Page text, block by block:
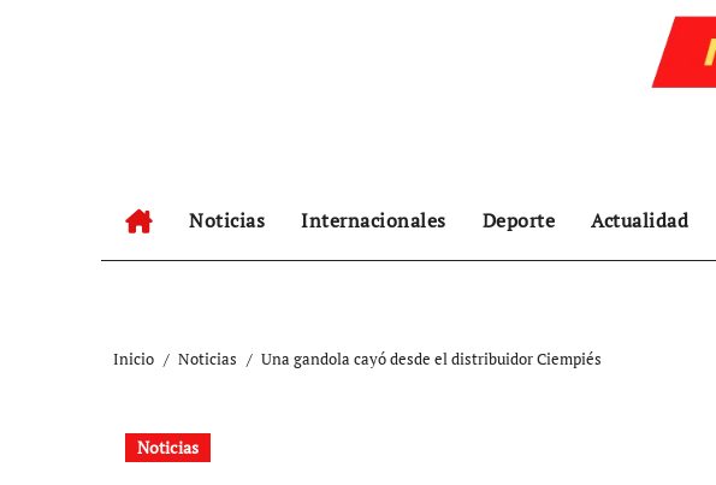
Noticias Internacionales Deporte Actualidad
Inicio Noticias Una gandola cayó desde el distribuidor Ciempiés
Noticias